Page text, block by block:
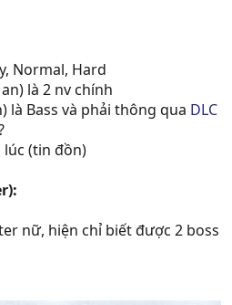
Normal, Hard
là 2 nv chính
là Bass và phải thông qua DLC
lúc (tin đồn)
nữ, hiện chỉ biết được 2 boss